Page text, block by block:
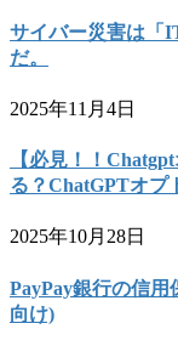
サイバー災害は「
だ。
2025年11月4日
【必見！！
る？ChatGPTオプ
2025年10月28日
PayPay銀行の信
向け)